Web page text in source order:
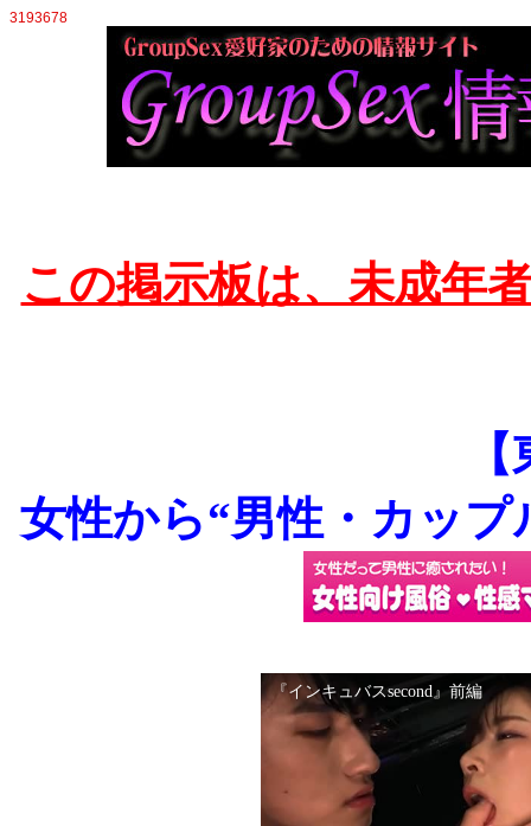
3193678
この掲示板は、未成年
女性から“男性・カッ